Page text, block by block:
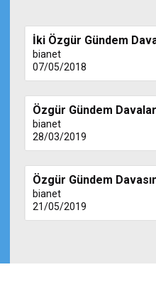
İki Özgür Gündem
bianet
07/05/2018
Özgür Gündem
bianet
28/03/2019
Özgür Gündem
bianet
21/05/2019